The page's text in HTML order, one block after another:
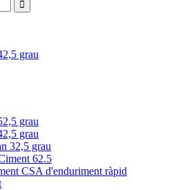
grau
grau
grau
32,5 grau
62.5
CSA d'enduriment ràpid